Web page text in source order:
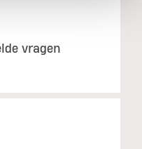
vragen